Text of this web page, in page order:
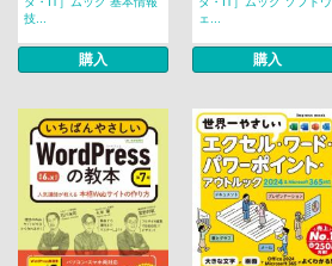
技...
購入
ェ...
購入